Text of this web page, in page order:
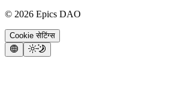
© 2026 Epics DAO
Cookie सेटिंग्स